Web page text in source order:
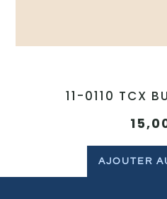
11-0110 TCX
AJOUTER